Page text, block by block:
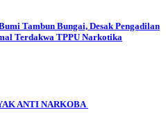
Tambun Bungai, Desak Pengadilan
Terdakwa TPPU Narkotika
ANTI NARKOBA